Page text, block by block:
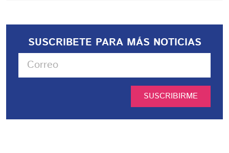
SUSCRIBETE PARA MÁS NOTICIAS
SUSCRIBIRME